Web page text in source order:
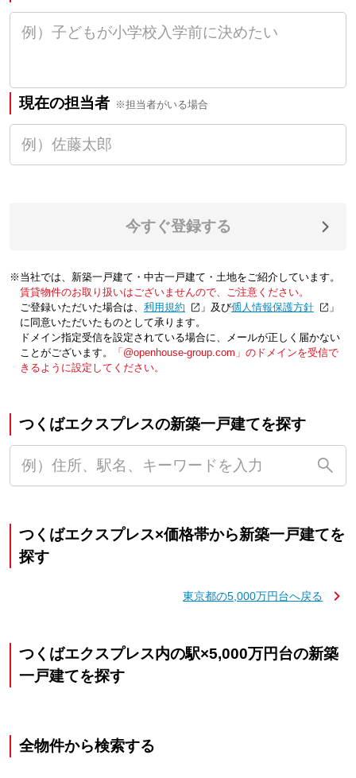
現在の担当者 ※担当者がいる場合
今すぐ登録する
※当社では、新築一戸建て・中古一戸建て・土地をご紹介しています。
賃貸物件のお取り扱いはございませんので、ご注意ください。
ご登録いただいた場合は、「利用規約 」及び「個人情報保護方針
」
に同意いただいたものとして承ります。
ドメイン指定受信を設定されている場合に、メールが正しく届かない
ことがございます。
「@openhouse-group.com」のドメインを受信で
きるように設定してください。
つくばエクスプレスの新築一戸建てを探す
つくばエクスプレス×価格帯から新築一戸建てを
探す
東京都の5,000万円台へ戻る
つくばエクスプレス内の駅×5,000万円台の新築
一戸建てを探す
全物件から検索する